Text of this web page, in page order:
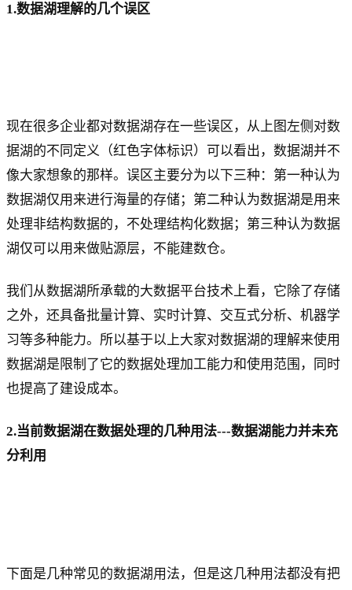
1.数据湖理解的几个误区
现在很多企业都对数据湖存在一些误区，从上图左侧对数
据湖的不同定义（红色字体标识）可以看出，数据湖并不
像大家想象的那样。误区主要分为以下三种：第一种认为
数据湖仅用来进行海量的存储；第二种认为数据湖是用来
处理非结构数据的，不处理结构化数据；第三种认为数据
湖仅可以用来做贴源层，不能建数仓。
我们从数据湖所承载的大数据平台技术上看，它除了存储
之外，还具备批量计算、实时计算、交互式分析、机器学
习等多种能力。所以基于以上大家对数据湖的理解来使用
数据湖是限制了它的数据处理加工能力和使用范围，同时
也提高了建设成本。
2.当前数据湖在数据处理的几种用法---数据湖能力并未充
分利用
下面是几种常见的数据湖用法，但是这几种用法都没有把